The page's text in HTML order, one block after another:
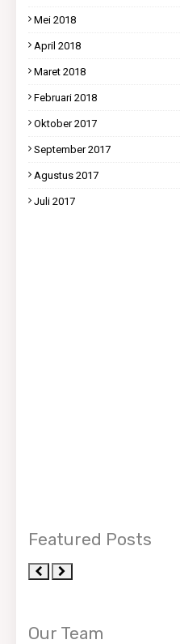
Mei 2018
April 2018
Maret 2018
Februari 2018
Oktober 2017
September 2017
Agustus 2017
Juli 2017
Featured Posts
Our Team